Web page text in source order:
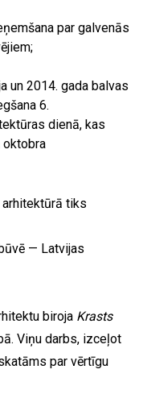
par galvenās
un 2014. gada balvas
6.
dienā, kas
oktobra
tiks
— Latvijas
biroja Krasts
Viņu darbs, izceļot
par vērtīgu